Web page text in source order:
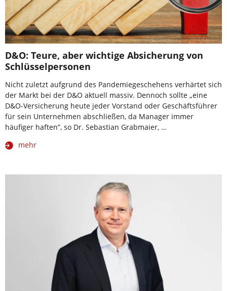
D&O: Teure, aber wichtige Absicherung von
Schlüsselpersonen
Nicht zuletzt aufgrund des Pandemiegeschehens verhärtet sich
der Markt bei der D&O aktuell massiv. Dennoch sollte „eine
D&O-Versicherung heute jeder Vorstand oder Geschäftsführer
für sein Unternehmen abschließen, da Manager immer
häufiger haften”, so Dr. Sebastian Grabmaier, …
mehr